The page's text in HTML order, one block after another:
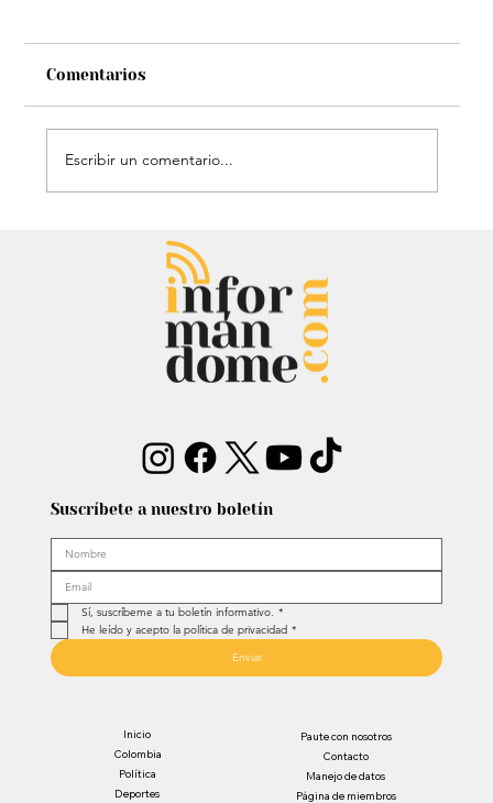
Audiencia de Maduro en Estados
Unidos: Debate por fondos para su
defensa marca el proceso
Comentarios
Escribir un comentario...
Suscríbete a nuestro boletín
Sí, suscríbeme a tu boletín informativo. *
He leído y acepto la política de privacidad *
Enviar
Inicio
Colombia
Política
Deportes
Paute con nosotros
Contacto
Manejo de datos
Página de miembros